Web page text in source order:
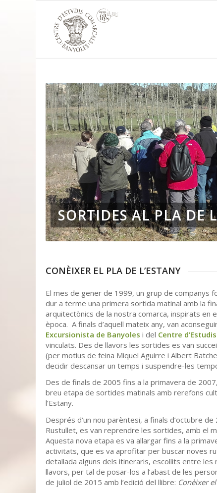
SORTIDES AL PLA DE
CONÈIXER EL PLA DE L’ESTANY
El mes de gener de 1999, un grup de companys
dur a terme una primera sortida matinal amb la
arquitectònics de la nostra comarca, inspirats en
època. A finals d’aquell mateix any, van
Excursionista de Banyoles i del Centre
vinculats. Des de llavors les sortides es van
(per motius de feina Miquel Aguirre i Albert
decidir descansar un temps i suspendre-les
Des de finals de 2005 fins a la primavera de
breu etapa de sortides matinals amb rerefons
l’Estany.
Després d’un nou parèntesi, a finals d’octubre
Rustullet, es van reprendre les sortides, amb el
Aquesta nova etapa es va allargar fins a la
activitats, que es va aprofitar per buscar noves
detallada alguns dels itineraris, escollits entre
llavors, per tal de posar-los a l’abast de les
de juliol de 2015 amb l’edició del llibre: Conèixer